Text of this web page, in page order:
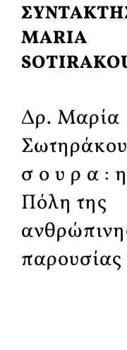
MARIA
Δρ. Μαρία
σ ο υ ρ α :
Πόλη της